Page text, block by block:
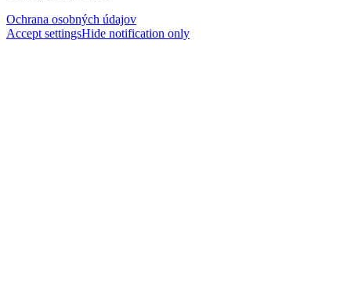
Ochrana osobných údajov
Accept settingsHide notification only